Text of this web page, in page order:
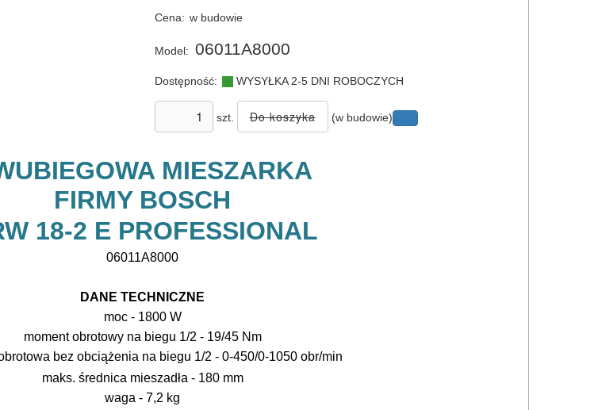
Cena: w budowie
Model: 06011A8000
Dostępność: WYSYŁKA 2-5 DNI ROBOCZYCH
szt. (w budowie)
MIESZARKA
FIRMY BOSCH
18-2 E PROFESSIONAL
06011A8000
DANE TECHNICZNE
moc - 1800 W
moment obrotowy na biegu 1/2 - 19/45 Nm
bez obciążenia na biegu 1/2 - 0-450/0-1050 obr/min
maks. średnica mieszadła - 180 mm
waga - 7,2 kg